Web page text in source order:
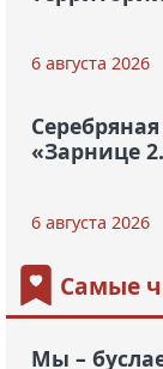
6 августа 2026
«Зарнице
6 августа 2026
Самые
Мы –